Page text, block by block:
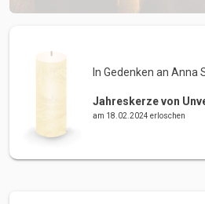
In Gedenken an Anna
Jahreskerze von
am 18.02.2024 erloschen